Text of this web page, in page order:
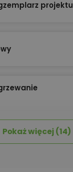
projektu
Pokaż więcej (14)